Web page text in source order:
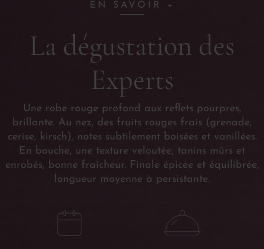
EN SAVOIR +
La dégustation des
Experts
Une robe rouge profond aux reflets pourpres,
brillante. Au nez, des fruits rouges frais (grenade,
cerise, kirsch), notes subtilement boisées et vanillées.
En bouche, une texture veloutée, tanins mûrs et
enrobés, bonne fraîcheur. Finale épicée et équilibrée,
longueur moyenne à persistante.